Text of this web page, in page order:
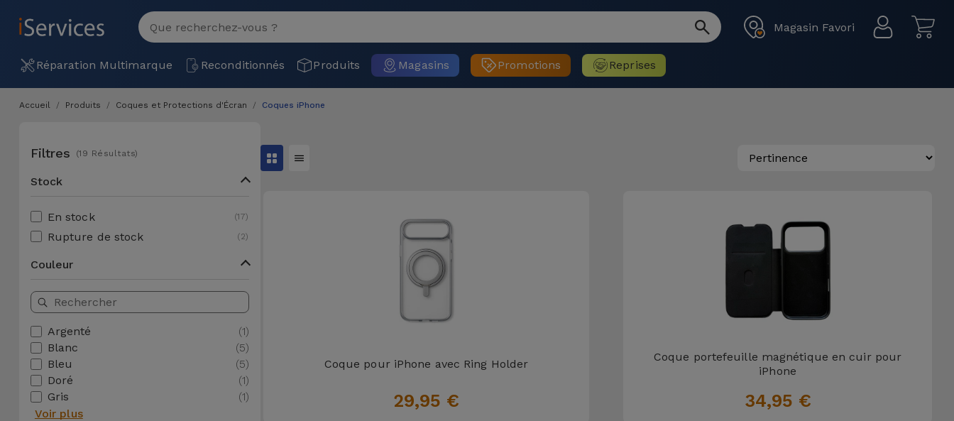
Magasin Favori
Réparation Multimarque Reconditionnés Produits Magasins Promotions Reprises
MENU
Réparation
Différentes
Pannes
iPhone
iPad
Macbook
Samsung
Xiaomi
iPhone
Reconditionnés
MacBooks
Reconditionnés
iPads
Apple Watch
Reconditionnés
Samsungs
Reconditionnés
Produits
Drones
Nouveautés
Câbles
Adaptateurs
Coques et
Protections
d'Écran
Reprises
Voir
Accueil Produits Coques et Protections d'Écran Coques iPhone
Filtres (19 Résultats)
Stock
En stock (17)
Rupture de stock (2)
Couleur
Argenté
(1)
Blanc
(5)
Bleu
(5)
Doré
(1)
Gris
(1)
Voir plus
Coque pour iPhone avec Ring Holder
29,95 €
Coque portefeuille magnétique en cuir pour
iPhone
34,95 €